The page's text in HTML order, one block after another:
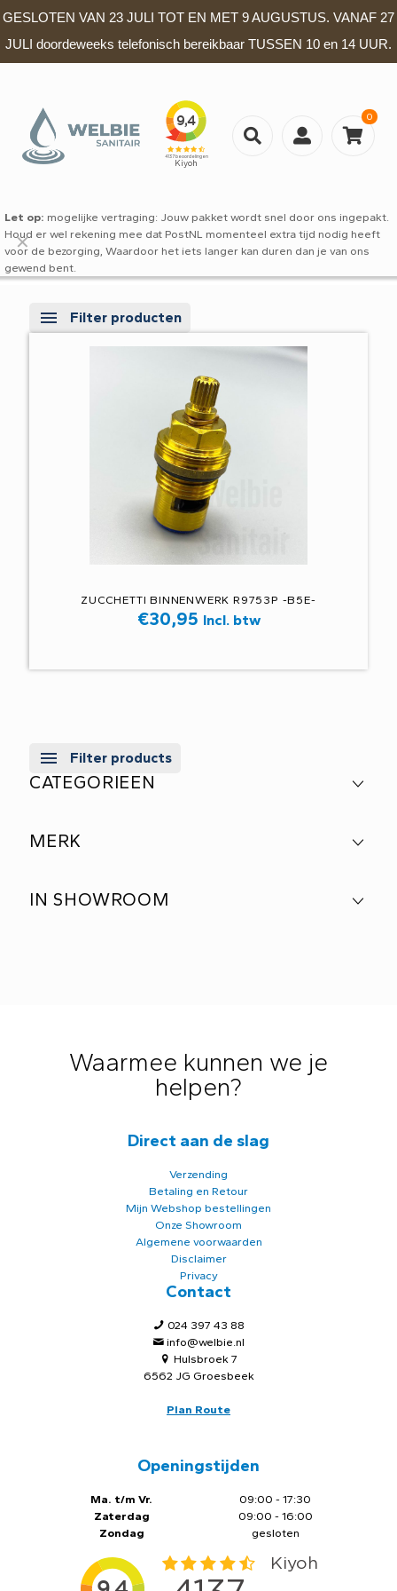
GESLOTEN VAN 23 JULI TOT EN MET 9 AUGUSTUS. VANAF 27
JULI doordeweeks telefonisch bereikbaar TUSSEN 10 en 14 UUR.
0
Let op: mogelijke vertraging: Jouw pakket wordt snel door ons ingepakt.
Houd er wel rekening mee dat PostNL momenteel extra tijd nodig heeft
voor de bezorging, Waardoor het iets langer kan duren dan je van ons
gewend bent.
✕
Filter producten
ZUCCHETTI BINNENWERK R9753P -B5E-
€30,95 Incl. btw
Filter products
CATEGORIEEN
MERK
IN SHOWROOM
Waarmee kunnen we je
helpen?
Direct aan de slag
Verzending
Betaling en Retour
Mijn Webshop bestellingen
Onze Showroom
Algemene voorwaarden
Disclaimer
Privacy
Contact
024 397 43 88
info@welbie.nl
Hulsbroek 7
6562 JG Groesbeek
Plan Route
Openingstijden
Ma. t/m Vr.
Zaterdag
Zondag
09:00 - 17:30
09:00 - 16:00
gesloten